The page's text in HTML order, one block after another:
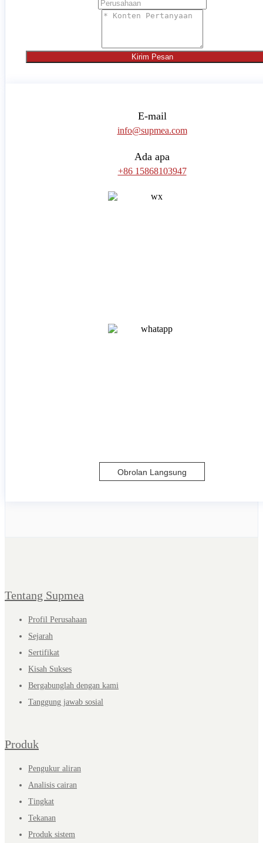
Kirim Pesan
E-mail
info@supmea.com
Ada apa
+86 15868103947
Obrolan Langsung
Tentang Supmea
Profil Perusahaan
Sejarah
Sertifikat
Kisah Sukses
Bergabunglah dengan kami
Tanggung jawab sosial
Produk
Pengukur aliran
Analisis cairan
Tingkat
Tekanan
Produk sistem